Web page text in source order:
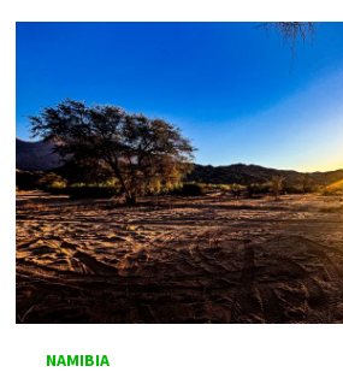
NAMIBIA